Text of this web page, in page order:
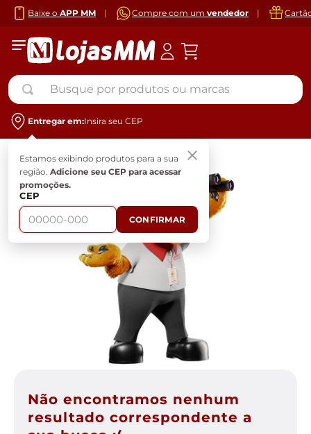
Baixe o APP MM | Compre com um vendedor |
Busque por produtos ou marcas
Entregar em:Insira seu CEP
Estamos exibindo produtos para a sua
região. Adicione seu CEP para acessar
promoções.
CEP
CONFIRMAR
Não encontramos nenhum
resultado correspondente a